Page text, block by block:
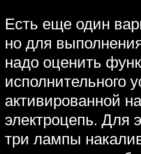
Есть еще один
но для
надо оценить
исполнительного
активированной
электроцепь. Для
три лампы